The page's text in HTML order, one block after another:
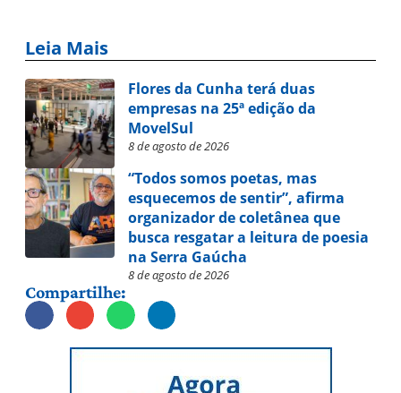
Leia Mais
Flores da Cunha terá duas
empresas na 25ª edição da
MovelSul
8 de agosto de 2026
“Todos somos poetas, mas
esquecemos de sentir”, afirma
organizador de coletânea que
busca resgatar a leitura de poesia
na Serra Gaúcha
8 de agosto de 2026
Compartilhe: